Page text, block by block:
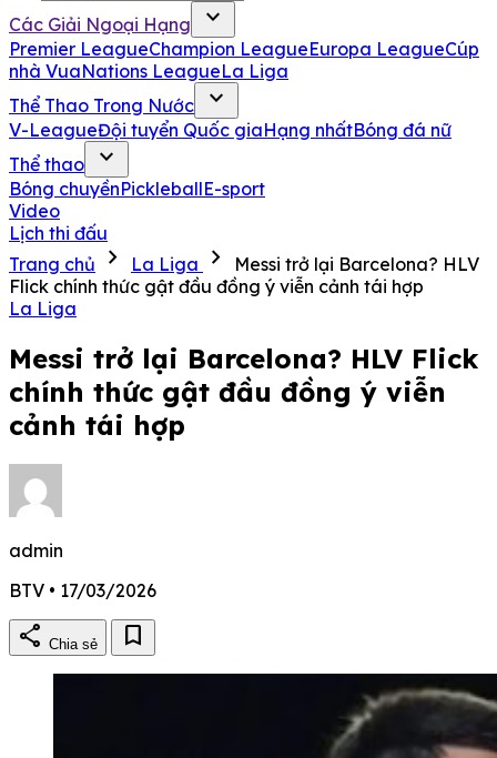
Các Giải Ngoại Hạng expand_more
Premier LeagueChampion LeagueEuropa LeagueCúp
nhà VuaNations LeagueLa Liga
Thể Thao Trong Nước
expand_more
V-LeagueĐội tuyển Quốc giaHạng nhấtBóng đá nữ
Thể thao
expand_more
Bóng chuyềnPickleballE-sport
Video
Lịch thi đấu
Trang chủ
chevron_right La Liga chevron_right
Messi trở lại Barcelona? HLV
Flick chính thức gật đầu đồng ý viễn cảnh tái hợp
La Liga
Messi trở lại Barcelona? HLV Flick
chính thức gật đầu đồng ý viễn
cảnh tái hợp
admin
BTV • 17/03/2026
share Chia sẻ bookmark